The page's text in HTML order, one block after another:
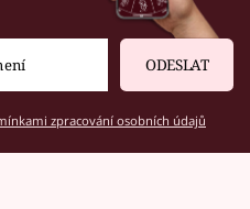
ODESLAT
zpracování osobních údajů